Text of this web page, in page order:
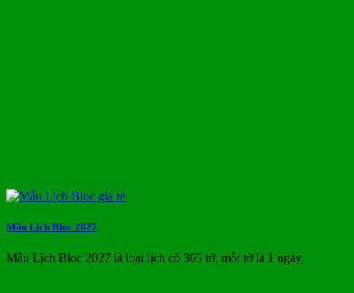
Mẫu Lịch Bloc 2027
Mẫu Lịch Bloc 2027 là loại lịch có 365 tờ, mỗi tờ là 1 ngày,